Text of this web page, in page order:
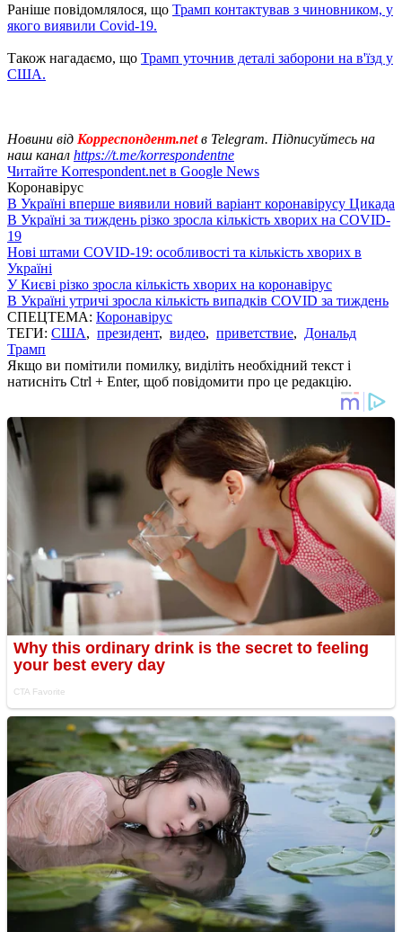
Раніше повідомлялося, що Трамп контактував з чиновником, у
якого виявили Covid-19.
Також нагадаємо, що Трамп уточнив деталі заборони на в'їзд у
США.
Новини від Корреспондент.netв Telegram. Підписуйтесь на
наш канал https://t.me/korrespondentne
Читайте Korrespondent.net в Google News
Коронавірус
В Україні вперше виявили новий варіант коронавірусу Цикада
В Україні за тиждень різко зросла кількість хворих на COVID-
19
Нові штами COVID-19: особливості та кількість хворих в
Україні
У Києві різко зросла кількість хворих на коронавірус
В Україні утричі зросла кількість випадків COVID за тиждень
СПЕЦТЕМА: Коронавірус
ТЕГИ: США, президент, видео, приветствие, Дональд
Трамп
Якщо ви помітили помилку, виділіть необхідний текст і
натисніть Ctrl + Enter, щоб повідомити про це редакцію.